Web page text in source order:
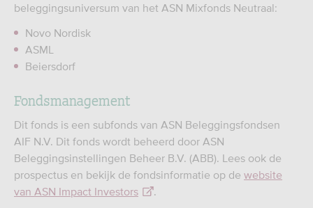
beleggingsuniversum van het ASN Mixfonds Neutraal:
Novo Nordisk
ASML
Beiersdorf
Fondsmanagement
Dit fonds is een subfonds van ASN Beleggingsfondsen
AIF N.V. Dit fonds wordt beheerd door ASN
Beleggingsinstellingen Beheer B.V. (ABB). Lees ook de
prospectus en bekijk de fondsinformatie op de website
van ASN Impact Investors
.